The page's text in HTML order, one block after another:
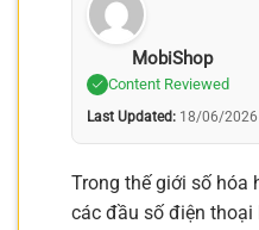
MobiShop
Content Reviewed
Last Updated: 18/06/2026
Trong thế giới số hóa
các đầu số điện